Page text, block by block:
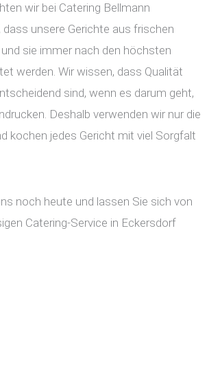
wir bei Catering Bellmann
unsere Gerichte aus frischen
sie immer nach den höchsten
werden. Wir wissen, dass Qualität
sind, wenn es darum geht,
Deshalb verwenden wir nur die
kochen jedes Gericht mit viel Sorgfalt
noch heute und lassen Sie sich von
Catering-Service in Eckersdorf